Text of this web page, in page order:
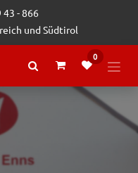
43 - 866
und Südtirol
0